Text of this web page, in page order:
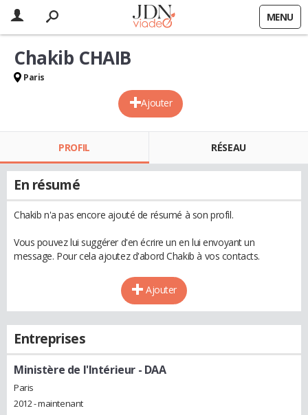
MENU
Ajouter
Chakib CHAIB
Paris
PROFIL RÉSEAU
En résumé
Chakib n'a pas encore ajouté de résumé à son profil.
Vous pouvez lui suggérer d'en écrire un en lui envoyant un
message. Pour cela ajoutez d'abord Chakib à vos contacts.
Ajouter
Entreprises
Ministère de l'Intérieur- DAA
Paris
2012 - maintenant